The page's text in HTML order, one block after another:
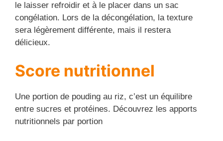
le laisser refroidir et à le placer dans un sac
congélation. Lors de la décongélation, la texture
sera légèrement différente, mais il restera
délicieux.
Score nutritionnel
Une portion de pouding au riz, c’est un équilibre
entre sucres et protéines. Découvrez les apports
nutritionnels par portion